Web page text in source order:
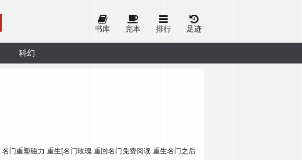
书库 完本 排行 足迹
科幻
名门重塑磁力 重生[名门玫瑰 重回名门免费阅读 重生名门之后